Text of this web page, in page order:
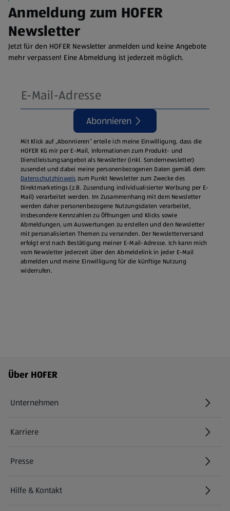
Anmeldung zum HOFER
Newsletter
Jetzt für den HOFER Newsletter anmelden und keine Angebote
mehr verpassen! Eine Abmeldung ist jederzeit möglich.
Abonnieren
Mit Klick auf „Abonnieren“ erteile ich meine Einwilligung, dass die
HOFER KG mir per E-Mail, Informationen zum Produkt- und
Dienstleistungsangebot als Newsletter (inkl. Sondernewsletter)
zusendet und dabei meine personenbezogenen Daten gemäß dem
Datenschutzhinweis zum Punkt Newsletter zum Zwecke des
Direktmarketings (z.B. Zusendung individualisierter Werbung per E-
Mail) verarbeitet werden. Im Zusammenhang mit dem Newsletter
werden daher personenbezogene Nutzungsdaten verarbeitet,
insbesondere Kennzahlen zu Öffnungen und Klicks sowie
Abmeldungen, um Auswertungen zu erstellen und den Newsletter
mit personalisierten Themen zu versenden. Der Newsletterversand
erfolgt erst nach Bestätigung meiner E-Mail-Adresse. Ich kann mich
vom Newsletter jederzeit über den Abmeldelink in jeder E‑Mail
abmelden und meine Einwilligung für die künftige Nutzung
widerrufen.
Fußzeilenmenü - weitere Links
Über HOFER
Unternehmen
Karriere
(öffnet in einem neuen Tab)
Presse
Hilfe & Kontakt
(öffnet in einem neuen Tab)